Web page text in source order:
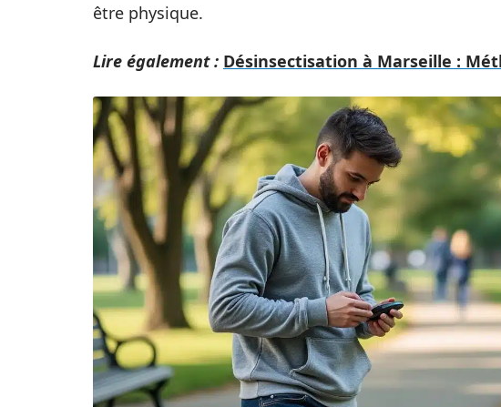
être physique.
Lire également : Désinsectisation à Marseille :